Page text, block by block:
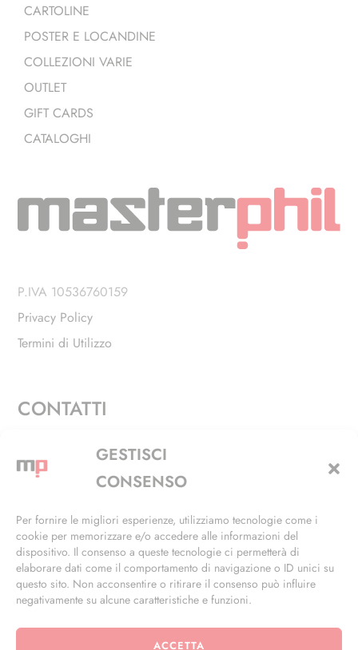
GESTISCI
CONSENSO
Per fornire le migliori esperienze, utilizziamo tecnologie come i
cookie per memorizzare e/o accedere alle informazioni del
dispositivo. Il consenso a queste tecnologie ci permetterà di
elaborare dati come il comportamento di navigazione o ID unici su
questo sito. Non acconsentire o ritirare il consenso può influire
negativamente su alcune caratteristiche e funzioni.
ACCETTA
CARTOLINE
POSTER E LOCANDINE
COLLEZIONI VARIE
OUTLET
GIFT CARDS
CATALOGHI
P.IVA 10536760159
Privacy Policy
Termini di Utilizzo
CONTATTI
Via Alfieri, 27 - Trezzano Sul Naviglio (MI)
+39 02 4846 3155
info@masterphil.it